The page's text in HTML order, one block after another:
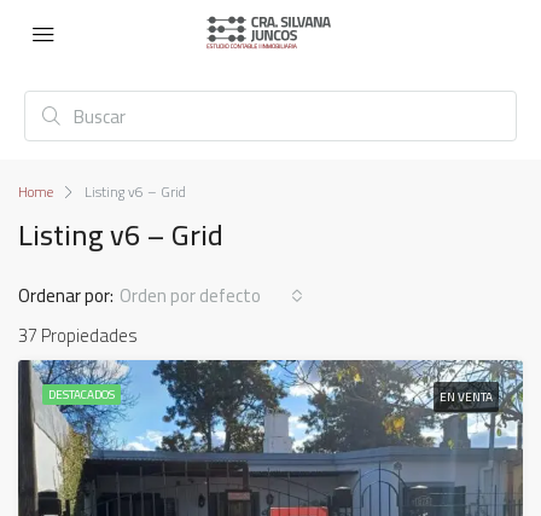
Home Listing v6 – Grid
Listing v6 – Grid
37 Propiedades
Ordenar por: Orden por defecto
DESTACADOS EN VENTA